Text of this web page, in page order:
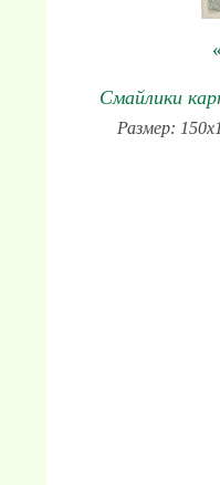
Смайлики
Размер: